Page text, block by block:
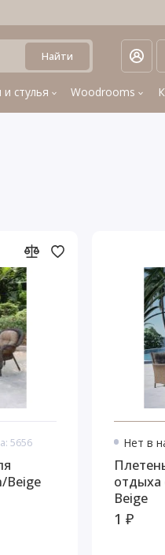
Найти
стулья Woodrooms
5656
Beige
Нет в
отдыха
Beige
1 ₽